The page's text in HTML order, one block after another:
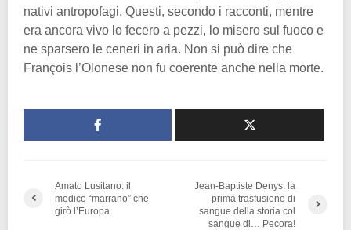
nativi antropofagi. Questi, secondo i racconti, mentre
era ancora vivo lo fecero a pezzi, lo misero sul fuoco e
ne sparsero le ceneri in aria. Non si può dire che
François l’Olonese non fu coerente anche nella morte.
Amato Lusitano: il
medico “marrano” che
girò l’Europa
Jean-Baptiste Denys: la
prima trasfusione di
sangue della storia col
sangue di… Pecora!